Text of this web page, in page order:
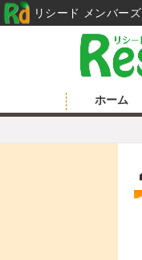
ホーム
リシード メンバーズ